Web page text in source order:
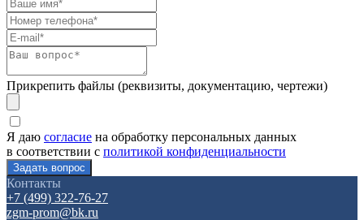
Прикрепить файлы (реквизиты, документацию, чертежи)
Я даю согласие на обработку персональных данных
в соответствии с политикой конфиденциальности
Контакты
+7 (499) 322-76-27
zgm-prom@bk.ru